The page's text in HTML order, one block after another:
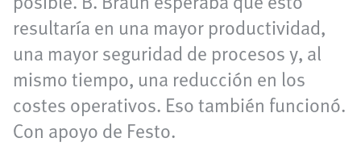
resultaría en una mayor productividad,
una mayor seguridad de procesos y, al
mismo tiempo, una reducción en los
costes operativos. Eso también funcionó.
Con apoyo de Festo.